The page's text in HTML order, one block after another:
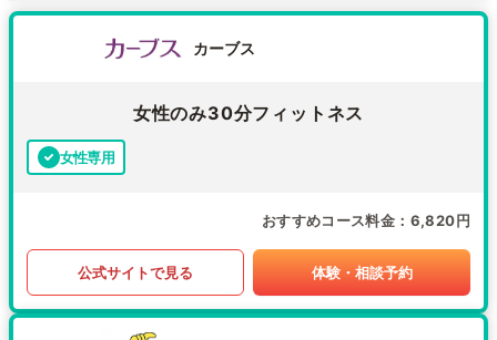
カーブス
女性のみ30分フィットネス
女性専用
おすすめコース料金 6,820円
公式サイトで見る 体験・相談予約